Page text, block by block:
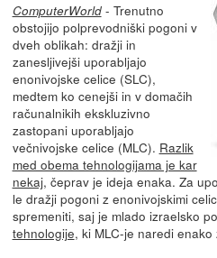
ComputerWorld- Trenutno
obstojijo polprevodniški pogoni v
dveh oblikah: dražji in
zanesljivejši uporabljajo
enonivojske celice (SLC),
medtem ko cenejši in v domačih
računalnikih ekskluzivno
zastopani uporabljajo
večnivojske celice (MLC). Razlik
med obema tehnologijama je kar
nekaj, čeprav je ideja enaka. Za
le dražji pogoni z enonivojskimi
spremeniti, saj je mlado izraelsko
tehnologije, ki MLC-je naredi